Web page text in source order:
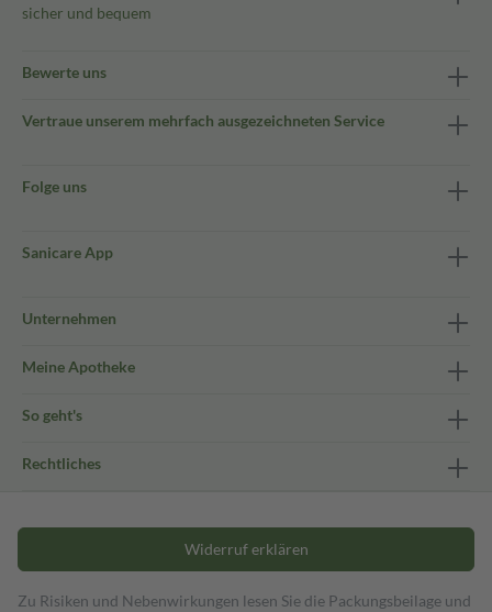
sicher und bequem
Bewerte uns
Vertraue unserem mehrfach ausgezeichneten Service
Folge uns
Sanicare App
Unternehmen
Meine Apotheke
So geht's
Rechtliches
Widerruf erklären
Zu Risiken und Nebenwirkungen lesen Sie die Packungsbeilage und